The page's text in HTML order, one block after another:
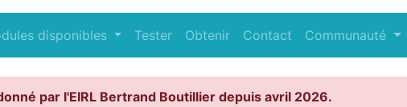
disponibles Tester Obtenir Contact Communauté
par l'EIRL Bertrand Boutillier depuis avril 2026.